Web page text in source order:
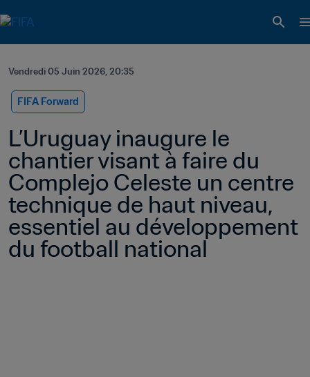
Vendredi 05 Juin 2026, 20:35
FIFA Forward
L’Uruguay inaugure le
chantier visant à faire du
Complejo Celeste un centre
technique de haut niveau,
essentiel au développement
du football national